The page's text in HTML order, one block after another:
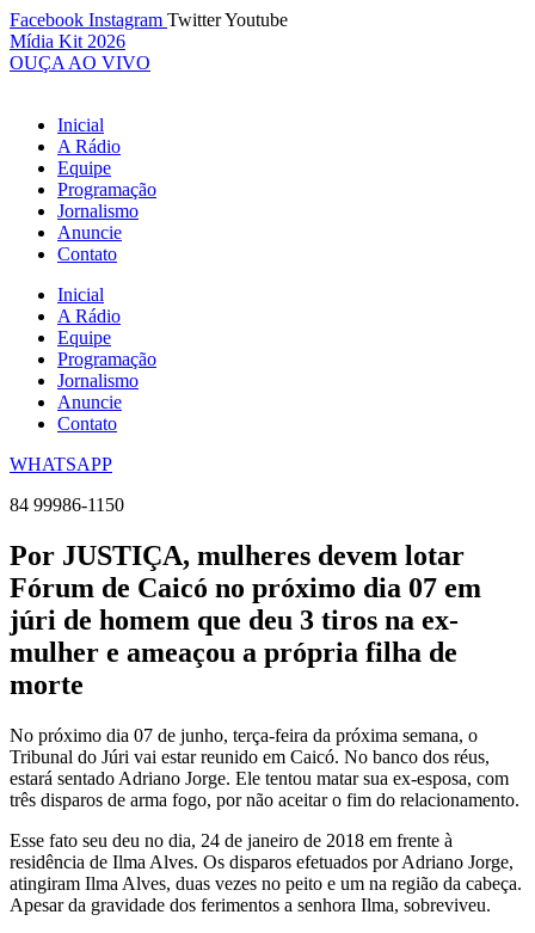
Ir
para
o
Facebook Instagram TwitterYoutube
Mídia Kit 2026
OUÇA AO VIVO
Inicial
A Rádio
Equipe
Programação
Jornalismo
Anuncie
Contato
Inicial
A Rádio
Equipe
Programação
Jornalismo
Anuncie
Contato
WHATSAPP
84 99986-1150
Por JUSTIÇA, mulheres devem lotar
Fórum de Caicó no próximo dia 07 em
júri de homem que deu 3 tiros na ex-
mulher e ameaçou a própria filha de
morte
No próximo dia 07 de junho, terça-feira da próxima semana, o
Tribunal do Júri vai estar reunido em Caicó. No banco dos réus,
estará sentado Adriano Jorge. Ele tentou matar sua ex-esposa, com
três disparos de arma fogo, por não aceitar o fim do relacionamento.
Esse fato seu deu no dia, 24 de janeiro de 2018 em frente à
residência de Ilma Alves. Os disparos efetuados por Adriano Jorge,
atingiram Ilma Alves, duas vezes no peito e um na região da cabeça.
Apesar da gravidade dos ferimentos a senhora Ilma, sobreviveu.